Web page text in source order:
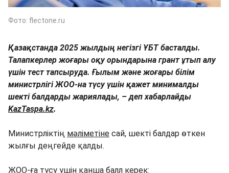
Фото: flectone.ru
Қазақстанда 2025 жылдың негізгі ҰБТ басталды.
Талапкерлер жоғары оқу орындарына грант ұтып алу
үшін тест тапсыруда. Ғылым және жоғары білім
министрлігі ЖОО-на түсу үшін қажет минималды
шекті балдарды жариялады, – деп хабарлайды
KazTaspa.kz.
Министрліктің мәліметіне сай, шекті балдар өткен
жылғы деңгейде қалды.
ЖОО-ға түсу үшін қанша балл керек: